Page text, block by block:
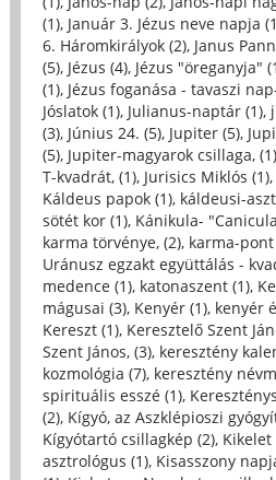
(1), Január 3. Jézus neve napja
6. Háromkirályok (2), Janus
(5), Jézus (4), Jézus "öreganyja"
(1), Jézus foganása - tavaszi
Jóslatok (1), Julianus-naptár (1),
(3), Június 24. (5), Jupiter (5),
(5), Jupiter-magyarok csillaga, (1)
T-kvadrát, (1), Jurisics Miklós (1),
Káldeus papok (1), káldeusi-
sötét kor (1), Kánikula-
karma törvénye, (2), karma-
Uránusz egzakt együttálás -
medence (1), katonaszent (1),
mágusai (3), Kenyér (1), kenyér
Kereszt (1), Keresztelő Szent
Szent János, (3), keresztény
kozmológia (7), keresztény
spirituális esszé (1),
(2), Kígyó, az Aszklépioszi
Kígyótartó csillagkép (2), Kikelet
asztrológus (1), Kisasszony